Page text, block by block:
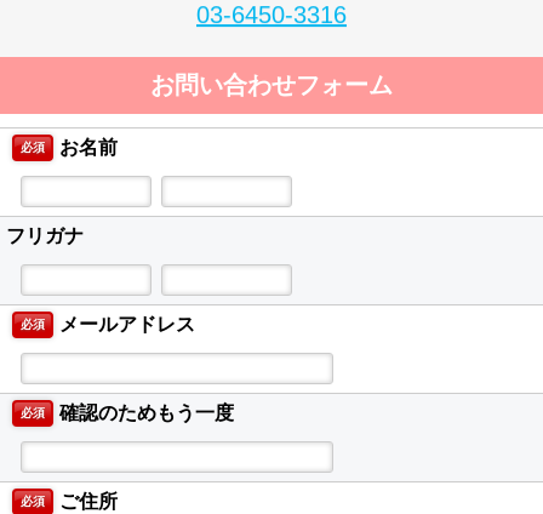
03-6450-3316
お問い合わせフォーム
必須 お名前
フリガナ
必須 メールアドレス
必須 確認のためもう一度
必須 ご住所